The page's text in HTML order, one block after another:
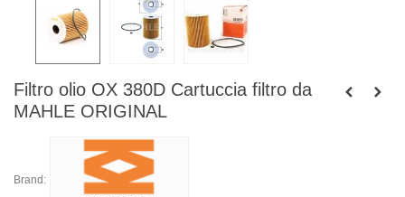
Filtro olio OX 380D Cartuccia filtro da
MAHLE ORIGINAL
Brand: